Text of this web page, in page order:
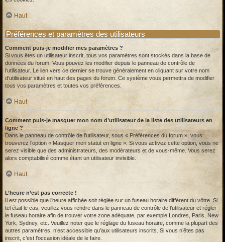
Haut
Préférences et paramètres des utilisateurs
Comment puis-je modifier mes paramètres ?
Si vous êtes un utilisateur inscrit, tous vos paramètres sont stockés dans la base de
données du forum. Vous pouvez les modifier depuis le panneau de contrôle de
l’utilisateur. Le lien vers ce dernier se trouve généralement en cliquant sur votre nom
d’utilisateur situé en haut des pages du forum. Ce système vous permettra de modifier
tous vos paramètres et toutes vos préférences.
Haut
Comment puis-je masquer mon nom d’utilisateur de la liste des utilisateurs en
ligne ?
Dans le panneau de contrôle de l’utilisateur, sous « Préférences du forum », vous
trouverez l’option « Masquer mon statut en ligne ». Si vous activez cette option, vous ne
serez visible que des administrateurs, des modérateurs et de vous-même. Vous serez
alors comptabilisé comme étant un utilisateur invisible.
Haut
L’heure n’est pas correcte !
Il est possible que l’heure affichée soit réglée sur un fuseau horaire différent du vôtre. Si
tel était le cas, veuillez vous rendre dans le panneau de contrôle de l’utilisateur et régler
le fuseau horaire afin de trouver votre zone adéquate, par exemple Londres, Paris, New
York, Sydney, etc. Veuillez noter que le réglage du fuseau horaire, comme la plupart des
autres paramètres, n’est accessible qu’aux utilisateurs inscrits. Si vous n’êtes pas
inscrit, c’est l’occasion idéale de le faire.